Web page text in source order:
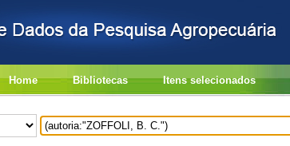
Home Bibliotecas Itens selecionados